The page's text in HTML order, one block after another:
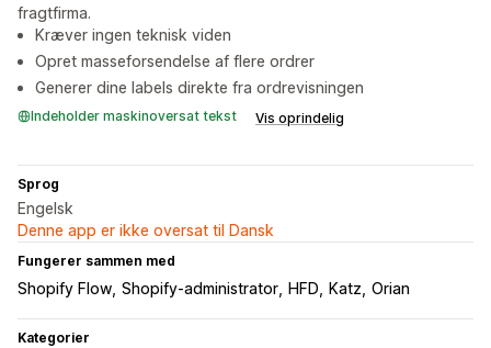
fragtfirma.
Kræver ingen teknisk viden
Opret masseforsendelse af flere ordrer
Generer dine labels direkte fra ordrevisningen
Indeholder maskinoversat tekst Vis oprindelig
Sprog
Engelsk
Denne app er ikke oversat til Dansk
Fungerer sammen med
Shopify Flow Shopify-administrator HFD Katz Orian
Kategorier